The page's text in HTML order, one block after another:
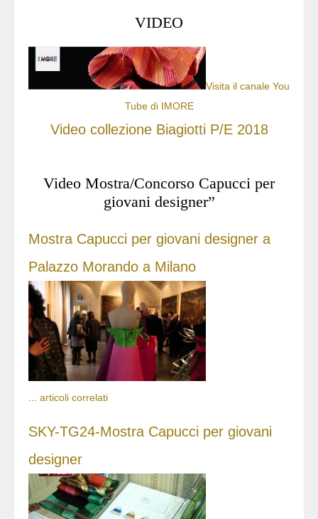
VIDEO
Visita il canale You
Tube di IMORE
Video collezione Biagiotti P/E 2018
Video Mostra/Concorso Capucci per
giovani designer”
Mostra Capucci per giovani designer a
Palazzo Morando a Milano
articoli correlati
SKY-TG24-Mostra Capucci per giovani
designer